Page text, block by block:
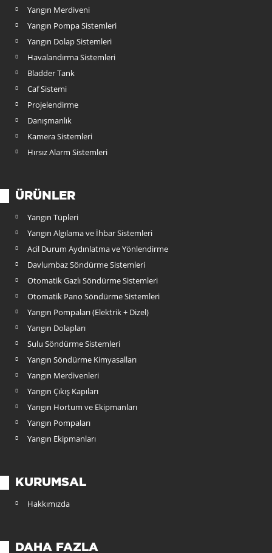
Yangın Merdiveni
Yangın Pompa Sistemleri
Yangın Dolap Sistemleri
Havalandırma Sistemleri
Bladder Tank
Caf Sistemi
Projelendirme
Danışmanlık
Kamera Sistemleri
Hırsız Alarm Sistemleri
ÜRÜNLER
Yangın Tüpleri
Yangın Algılama ve İhbar Sistemleri
Acil Durum Aydınlatma ve Yönlendirme
Davlumbaz Söndürme Sistemleri
Otomatik Gazlı Söndürme Sistemleri
Otomatik Pano Söndürme Sistemleri
Yangın Pompaları (Elektrik + Dizel)
Yangın Dolapları
Sulu Söndürme Sistemleri
Yangın Söndürme Kimyasalları
Yangın Merdivenleri
Yangın Çıkış Kapıları
Yangın Hortum ve Ekipmanları
Yangın Pompaları
Yangın Ekipmanları
KURUMSAL
Hakkımızda
DAHA FAZLA